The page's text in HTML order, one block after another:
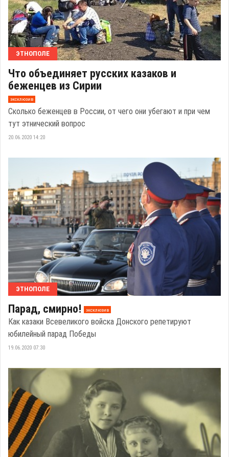
ЭТНОПОЛЕ
Что объединяет русских казаков и
беженцев из Сирии
эксклюзив
Сколько беженцев в России, от чего они убегают и при чем
тут этнический вопрос
20.06.2020 14:20
ЭТНОПОЛЕ
Парад, смирно! эксклюзив
Как казаки Всевеликого войска Донского репетируют
юбилейный парад Победы
19.06.2020 07:30